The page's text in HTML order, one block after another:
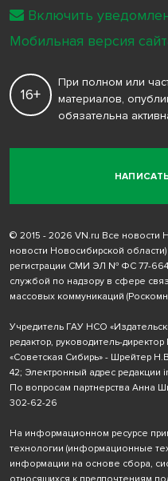
16+
При полном или
материалов,
обязательна
© 2015 - 2026 VN.ru Все новости
новости Новосибирской
регистрации СМИ ЭЛ № ФС 77-
службой по надзору в сфере
массовых коммуникаций
Учредитель ГАУ НСО
редактор, руководитель-
«Советская Сибирь» - Шрейтер
42; Электронный адрес редакции
По вопросам партнерства Анна
302-62-26
На информационном ресурсе
технологии (информационные
информации на основе сбора,
Включить
Мобильная версия